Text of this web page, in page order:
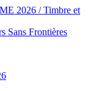
2026 / Timbre et
Sans Frontières